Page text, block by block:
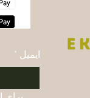
ایمیل *